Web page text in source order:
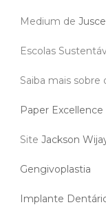
Medium de
Escolas
Saiba mais sobre
Paper Excellence
Site Jackson
Gengivoplastia
Implante